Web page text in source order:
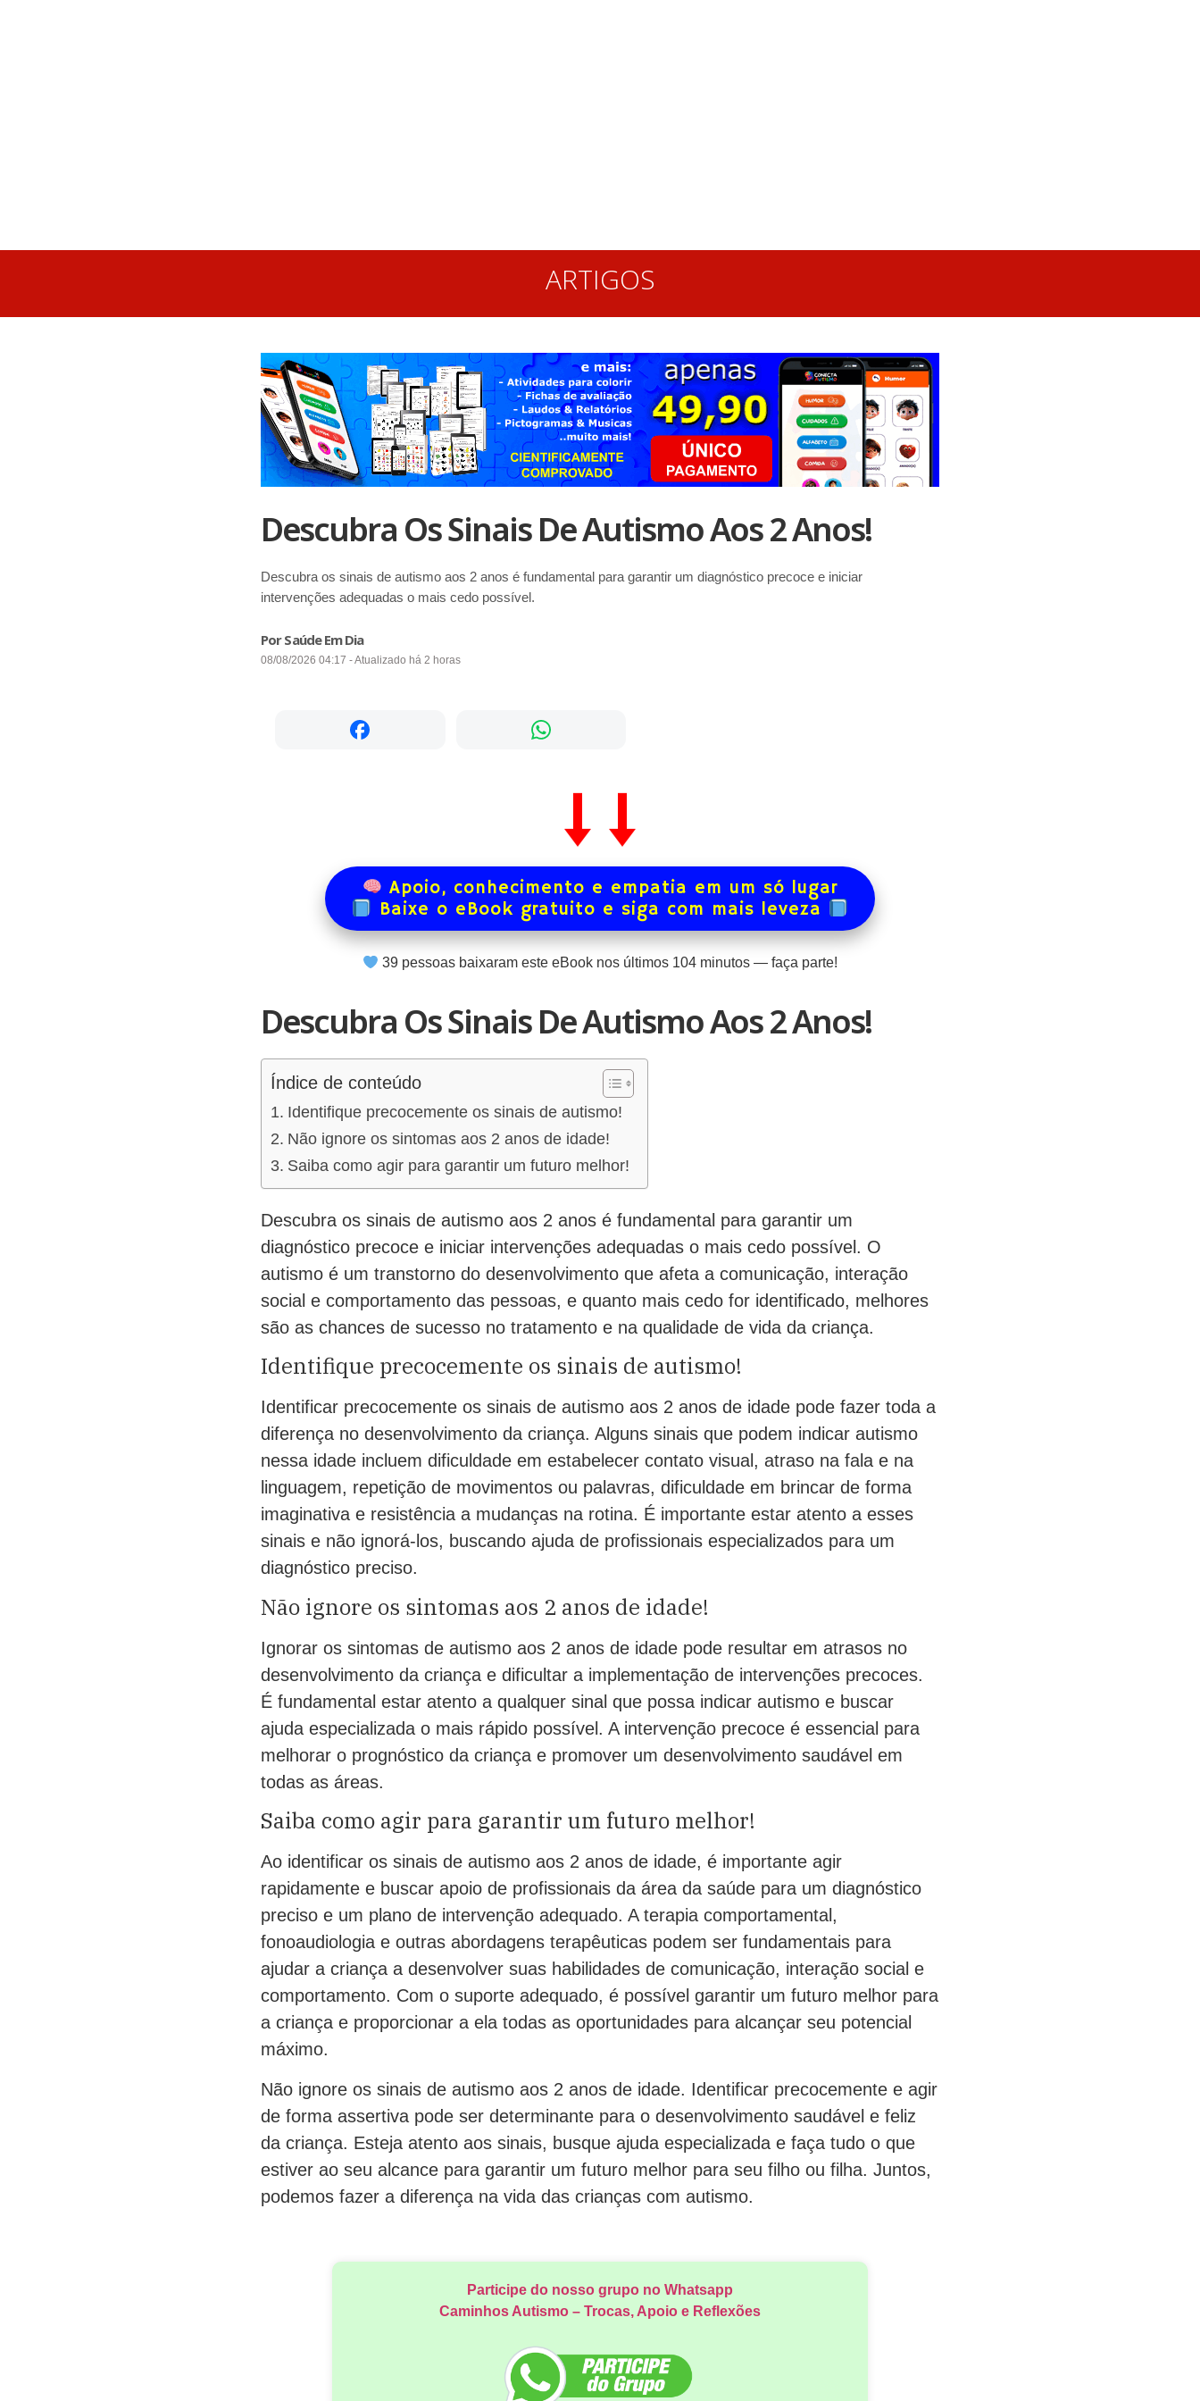
ARTIGOS
Descubra Os Sinais De Autismo Aos 2 Anos!
Descubra os sinais de autismo aos 2 anos é fundamental para garantir um diagnóstico precoce e iniciar
intervenções adequadas o mais cedo possível.
Por Saúde Em Dia
08/08/2026 04:17 - Atualizado há 2 horas
Apoio, conhecimento e empatia em um só lugar
Baixe o eBook gratuito e siga com mais leveza
39 pessoas baixaram este eBook nos últimos 104 minutos — faça parte!
Descubra Os Sinais De Autismo Aos 2 Anos!
Índice de conteúdo
Identifique precocemente os sinais de autismo!
Não ignore os sintomas aos 2 anos de idade!
Saiba como agir para garantir um futuro melhor!
Descubra os sinais de autismo aos 2 anos é fundamental para garantir um
diagnóstico precoce e iniciar intervenções adequadas o mais cedo possível. O
autismo é um transtorno do desenvolvimento que afeta a comunicação, interação
social e comportamento das pessoas, e quanto mais cedo for identificado, melhores
são as chances de sucesso no tratamento e na qualidade de vida da criança.
Identifique precocemente os sinais de autismo!
Identificar precocemente os sinais de autismo aos 2 anos de idade pode fazer toda a
diferença no desenvolvimento da criança. Alguns sinais que podem indicar autismo
nessa idade incluem dificuldade em estabelecer contato visual, atraso na fala e na
linguagem, repetição de movimentos ou palavras, dificuldade em brincar de forma
imaginativa e resistência a mudanças na rotina. É importante estar atento a esses
sinais e não ignorá-los, buscando ajuda de profissionais especializados para um
diagnóstico preciso.
Não ignore os sintomas aos 2 anos de idade!
Ignorar os sintomas de autismo aos 2 anos de idade pode resultar em atrasos no
desenvolvimento da criança e dificultar a implementação de intervenções precoces.
É fundamental estar atento a qualquer sinal que possa indicar autismo e buscar
ajuda especializada o mais rápido possível. A intervenção precoce é essencial para
melhorar o prognóstico da criança e promover um desenvolvimento saudável em
todas as áreas.
Saiba como agir para garantir um futuro melhor!
Ao identificar os sinais de autismo aos 2 anos de idade, é importante agir
rapidamente e buscar apoio de profissionais da área da saúde para um diagnóstico
preciso e um plano de intervenção adequado. A terapia comportamental,
fonoaudiologia e outras abordagens terapêuticas podem ser fundamentais para
ajudar a criança a desenvolver suas habilidades de comunicação, interação social e
comportamento. Com o suporte adequado, é possível garantir um futuro melhor para
a criança e proporcionar a ela todas as oportunidades para alcançar seu potencial
máximo.
Não ignore os sinais de autismo aos 2 anos de idade. Identificar precocemente e agir
de forma assertiva pode ser determinante para o desenvolvimento saudável e feliz
da criança. Esteja atento aos sinais, busque ajuda especializada e faça tudo o que
estiver ao seu alcance para garantir um futuro melhor para seu filho ou filha. Juntos,
podemos fazer a diferença na vida das crianças com autismo.
Participe do nosso grupo no Whatsapp
Caminhos Autismo – Trocas, Apoio e Reflexões